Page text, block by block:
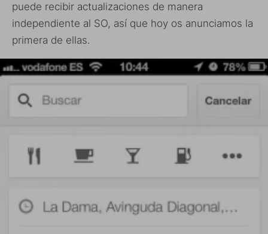
puede recibir actualizaciones de manera
independiente al SO, así que hoy os anunciamos la
primera de ellas.